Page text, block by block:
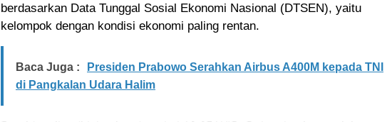
berdasarkan Data Tunggal Sosial Ekonomi Nasional (DTSEN), yaitu
kelompok dengan kondisi ekonomi paling rentan.
Baca Juga :
Presiden Prabowo Serahkan Airbus A400M kepada TNI
di Pangkalan Udara Halim